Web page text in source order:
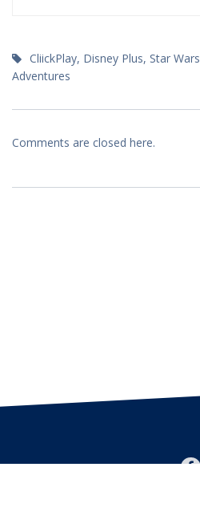
CliickPlay, Disney Plus, Star Wars
Adventures
Comments are closed here.